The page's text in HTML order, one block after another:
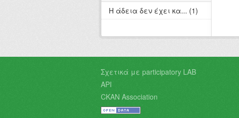
Η άδεια δεν έχει κα... (1)
Σχετικά με participatory LAB
API
CKAN Association